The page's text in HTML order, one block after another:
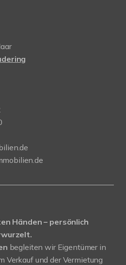
Händen – persönlich
begleiten wir Eigentümer in
Verkauf und der Vermietung